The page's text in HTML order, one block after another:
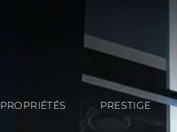
PROPRIÉTÉS PRESTIGE